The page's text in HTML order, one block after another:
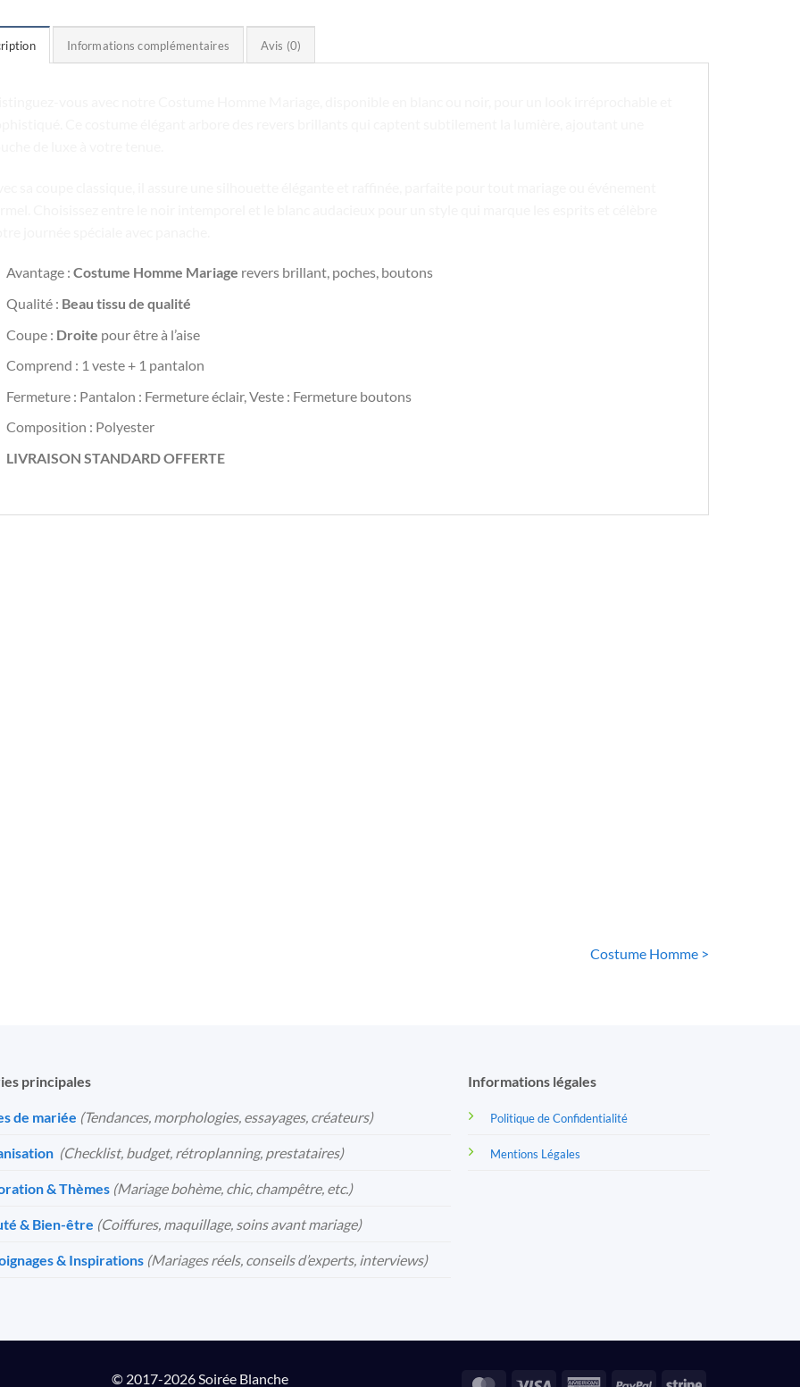
Informations complémentaires Avis (0)
Avantage : Costume Homme Mariage revers brillant, poches, boutons
Qualité : Beau tissu de qualité
Coupe : Droite pour être à l’aise
Comprend : 1 veste + 1 pantalon
Fermeture : Pantalon : Fermeture éclair, Veste : Fermeture boutons
Composition : Polyester
LIVRAISON STANDARD OFFERTE
Costume Homme >
principales
de mariée (Tendances, morphologies, essayages, créateurs)
(Checklist, budget, rétroplanning, prestataires)
& Thèmes (Mariage bohème, chic, champêtre, etc.)
& Bien-être (Coiffures, maquillage, soins avant mariage)
& Inspirations (Mariages réels, conseils d’experts, interviews)
Informations légales
Politique de Confidentialité
Mentions Légales
© 2017-2026 Soirée Blanche MasterCard
Visa AmericanPayPal Stripe